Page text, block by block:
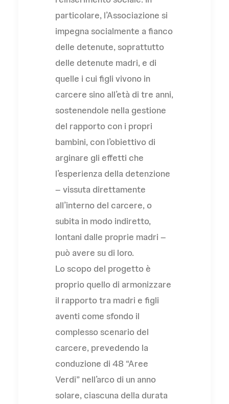
particolare, l’Associazione si
impegna socialmente a fianco
delle detenute, soprattutto
delle detenute madri, e di
quelle i cui figli vivono in
carcere sino all’età di tre anni,
sostenendole nella gestione
del rapporto con i propri
bambini, con l’obiettivo di
arginare gli effetti che
l’esperienza della detenzione
– vissuta direttamente
all’interno del carcere, o
subita in modo indiretto,
lontani dalle proprie madri –
può avere su di loro.
Lo scopo del progetto è
proprio quello di armonizzare
il rapporto tra madri e figli
aventi come sfondo il
complesso scenario del
carcere, prevedendo la
conduzione di 48 “Aree
Verdi” nell’arco di un anno
solare, ciascuna della durata